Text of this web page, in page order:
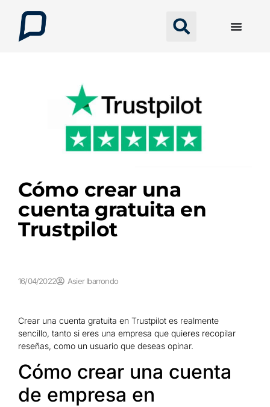
Cómo crear una
cuenta gratuita en
Trustpilot
16/04/2022 Asier Ibarrondo
Crear una cuenta gratuita en Trustpilot es realmente
sencillo, tanto si eres una empresa que quieres recopilar
reseñas, como un usuario que deseas opinar.
Cómo crear una cuenta
de empresa en